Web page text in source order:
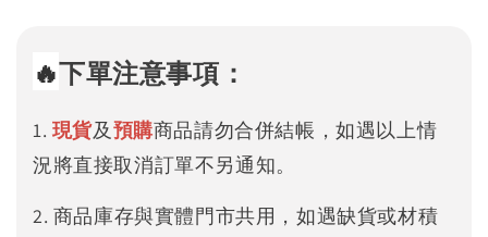
🔥下單注意事項：
1. 現貨及預購商品請勿合併結帳，如遇以上情
況將直接取消訂單不另通知。
2. 商品庫存與實體門市共用，如遇缺貨或材積